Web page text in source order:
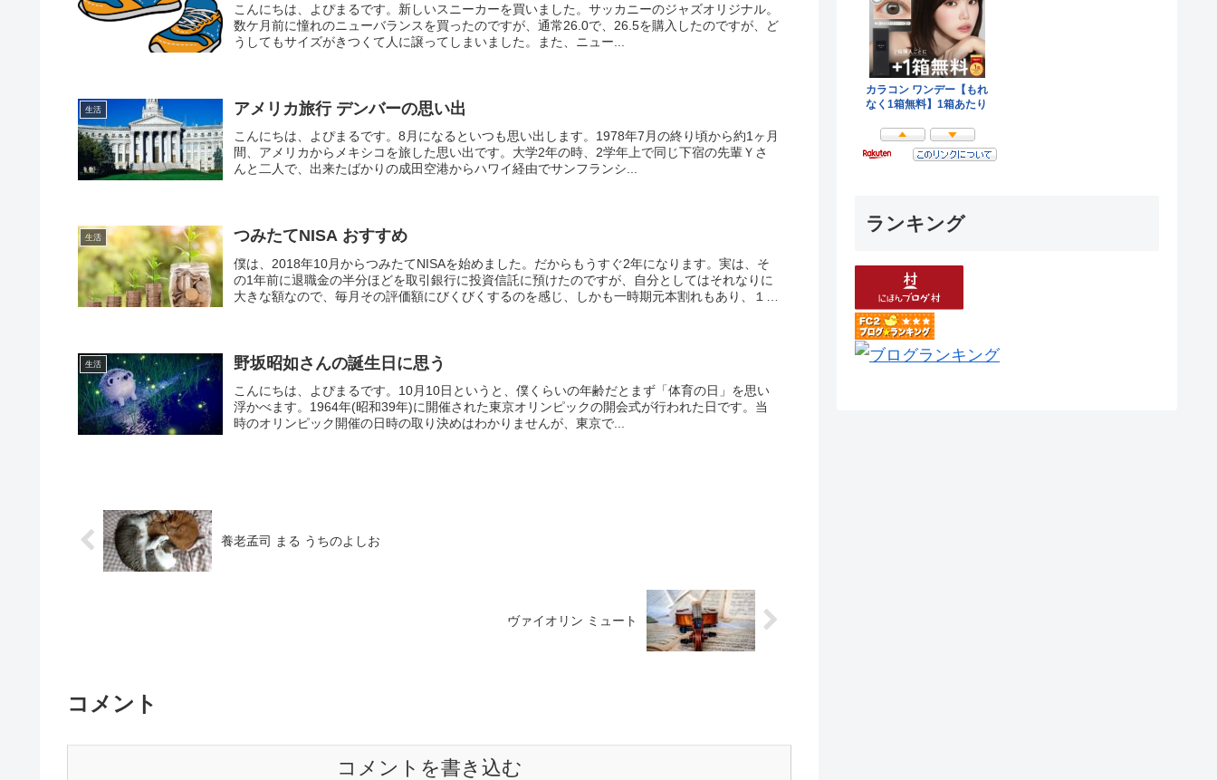
こんにちは、よぴまるです。新しいスニーカーを買いました。サッカニーのジャズオリジナル。
数ケ月前に憧れのニューバランスを買ったのですが、通常26.0で、26.5を購入したのですが、ど
うしてもサイズがきつくて人に譲ってしまいました。また、ニュー...
生活 アメリカ旅行 デンバーの思い出
こんにちは、よぴまるです。8月になるといつも思い出します。1978年7月の終り頃から約1ヶ月
間、アメリカからメキシコを旅した思い出です。大学2年の時、2学年上で同じ下宿の先輩Ｙさ
んと二人で、出来たばかりの成田空港からハワイ経由でサンフランシ...
生活 つみたてNISA おすすめ
僕は、2018年10月からつみたてNISAを始めました。だからもうすぐ2年になります。実は、そ
の1年前に退職金の半分ほどを取引銀行に投資信託に預けたのですが、自分としてはそれなりに
大きな額なので、毎月その評価額にびくびくするのを感じ、しかも一時期元本割れもあり、１年
生活 野坂昭如さんの誕生日に思う
こんにちは、よぴまるです。10月10日というと、僕くらいの年齢だとまず「体育の日」を思い
浮かべます。1964年(昭和39年)に開催された東京オリンピックの開会式が行われた日です。当
時のオリンピック開催の日時の取り決めはわかりませんが、東京で...
養老孟司 まる うちのよしお
ヴァイオリン ミュート
コメント
コメントを書き込む
ランキング